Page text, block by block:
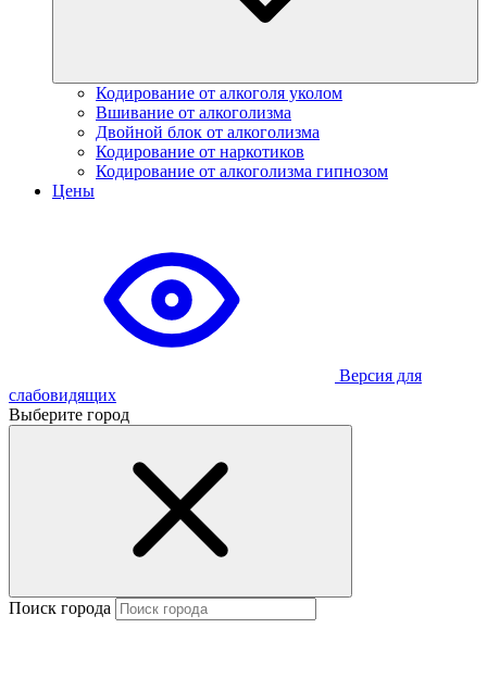
Кодирование от алкоголя уколом
Вшивание от алкоголизма
Двойной блок от алкоголизма
Кодирование от наркотиков
Кодирование от алкоголизма гипнозом
Цены
Версия для
слабовидящих
Выберите город
Поиск города